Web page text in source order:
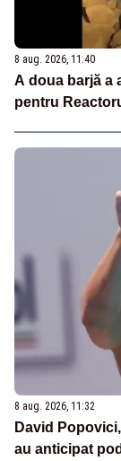
8 aug. 2026, 11:40
A doua barjă a
pentru
8 aug. 2026, 11:32
David
au anticipat